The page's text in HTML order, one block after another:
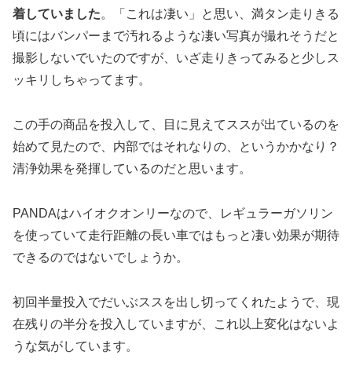
着していました。「これは凄い」と思い、満タン走りきる
頃にはバンパーまで汚れるような凄い写真が撮れそうだと
撮影しないでいたのですが、いざ走りきってみると少しス
ッキリしちゃってます。
この手の商品を投入して、目に見えてススが出ているのを
始めて見たので、内部ではそれなりの、というかかなり？
清浄効果を発揮しているのだと思います。
PANDAはハイオクオンリーなので、レギュラーガソリン
を使っていて走行距離の長い車ではもっと凄い効果が期待
できるのではないでしょうか。
初回半量投入でだいぶススを出し切ってくれたようで、現
在残りの半分を投入していますが、これ以上変化はないよ
うな気がしています。